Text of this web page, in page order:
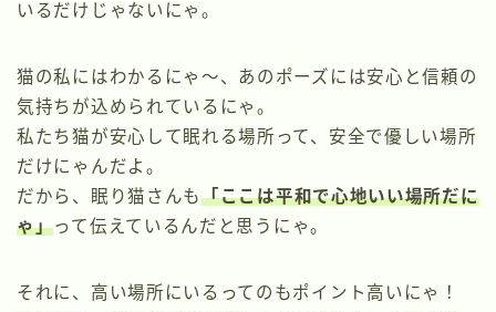
いるだけじゃないにゃ。
猫の私にはわかるにゃ～、あのポーズには安心と信頼の
気持ちが込められているにゃ。
私たち猫が安心して眠れる場所って、安全で優しい場所
だけにゃんだよ。
だから、眠り猫さんも「ここは平和で心地いい場所だに
ゃ」って伝えているんだと思うにゃ。
それに、高い場所にいるってのもポイント高いにゃ！